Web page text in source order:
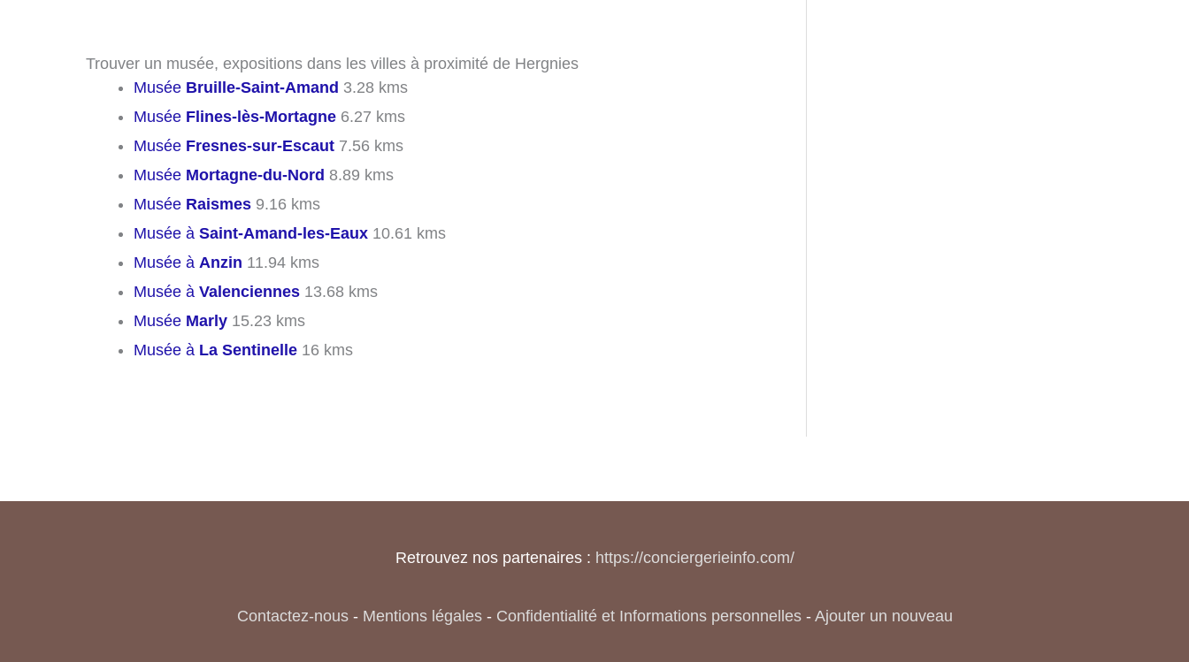
Trouver un musée, expositions dans les villes à proximité de Hergnies
Musée Bruille-Saint-Amand 3.28 kms
Musée Flines-lès-Mortagne 6.27 kms
Musée Fresnes-sur-Escaut 7.56 kms
Musée Mortagne-du-Nord 8.89 kms
Musée Raismes 9.16 kms
Musée à Saint-Amand-les-Eaux 10.61 kms
Musée à Anzin 11.94 kms
Musée à Valenciennes 13.68 kms
Musée Marly 15.23 kms
Musée à La Sentinelle 16 kms
Retrouvez nos partenaires : https://conciergerieinfo.com/
Contactez-nous- Mentions légales- Confidentialité et Informations personnelles- Ajouter un nouveau